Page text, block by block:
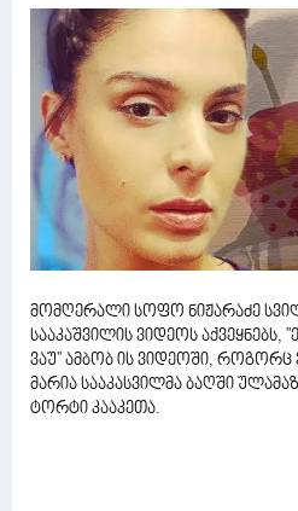
მომღერალი სოფო ნიჟარაძე
სააკაშვილის ვიდეოს აქვეყნებს,
ვაუ'' ამბობ ის ვიდეოში, როგორც
მარია სააკასვილმა ბაღში
ტორტი კააკეთა.